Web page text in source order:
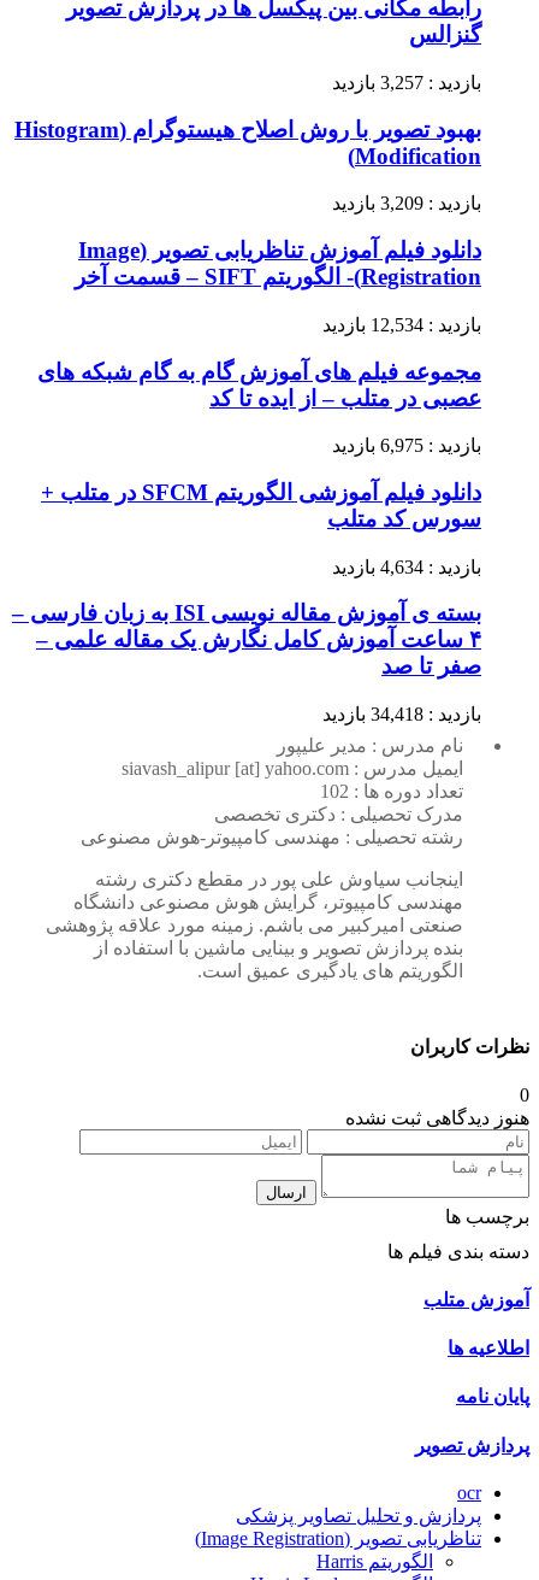
رابطه مکانی بین پیکسل ها در پردازش تصویر
گنزالس
بازدید : 3,257 بازدید
بهبود تصویر با روش اصلاح هیستوگرام (Histogram
Modification)
بازدید : 3,209 بازدید
دانلود فیلم آموزش تناظریابی تصویر (Image
Registration)- الگوریتم SIFT – قسمت آخر
بازدید : 12,534 بازدید
مجموعه فیلم های آموزش گام به گام شبکه های
عصبی در متلب – از ایده تا کد
بازدید : 6,975 بازدید
دانلود فیلم آموزشی الگوریتم SFCM در متلب +
سورس کد متلب
بازدید : 4,634 بازدید
بسته ی آموزش مقاله نویسی ISI به زبان فارسی –
۴ ساعت آموزش کامل نگارش یک مقاله علمی –
صفر تا صد
بازدید : 34,418 بازدید
نام مدرس : مدیر علیپور
ایمیل مدرس : siavash_alipur [at] yahoo.com
تعداد دوره ها : 102
مدرک تحصیلی : دکتری تخصصی
رشته تحصیلی : مهندسی کامپیوتر-هوش مصنوعی
اینجانب سیاوش علی پور در مقطع دکتری رشته
مهندسی کامپیوتر، گرایش هوش مصنوعی دانشگاه
صنعتی امیرکبیر می باشم. زمینه مورد علاقه پژوهشی
بنده پردازش تصویر و بینایی ماشین با استفاده از
الگوریتم های یادگیری عمیق است.
نظرات کاربران
0
هنوز دیدگاهی ثبت نشده
ارسال
برچسب ها
دسته بندی فیلم ها
آموزش متلب
اطلاعیه ها
پایان نامه
پردازش تصویر
ocr
پردازش و تحلیل تصاویر پزشکی
تناظریابی تصویر (Image Registration)
الگوریتم Harris